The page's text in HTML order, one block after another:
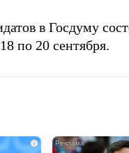
в Госдуму
по 20 сентября.
i